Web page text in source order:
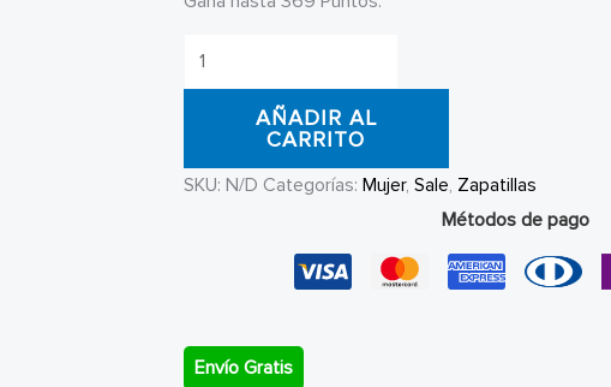
Zapatillas
Mujer
Heritage
AÑADIR AL
CARRITO
SKU: N/D Categorías: Mujer, Sale, Zapatillas
Métodos de pago
Envío Gratis